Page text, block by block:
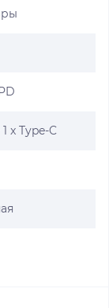
x Type-C